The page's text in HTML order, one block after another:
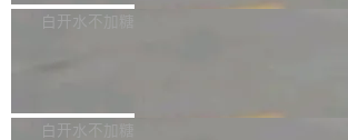
不得生成涉及安全性的关键变更，除非作者本身
36个月。 公告显示，本次宇树科技战略配售对
员工参与设立的专项资产管理计划。其中，Dee
Bug fixes and enhancements 修复多次传递同
一个回归问题，该问题导致拉取镜像时会拒绝包
白开水不加糖
e 孵化器项目管理委员会（IPMC）投票中获得
白开水不加糖